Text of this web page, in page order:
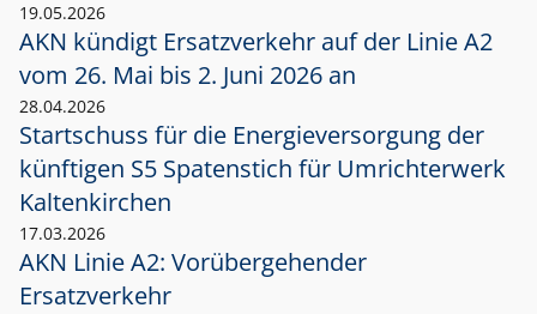
19.05.2026
AKN kündigt Ersatzverkehr auf der Linie A2
vom 26. Mai bis 2. Juni 2026 an
28.04.2026
Startschuss für die Energieversorgung der
künftigen S5 Spatenstich für Umrichterwerk
Kaltenkirchen
17.03.2026
AKN Linie A2: Vorübergehender
Ersatzverkehr